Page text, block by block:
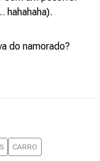
hahahaha).
do namorado?
CARRO